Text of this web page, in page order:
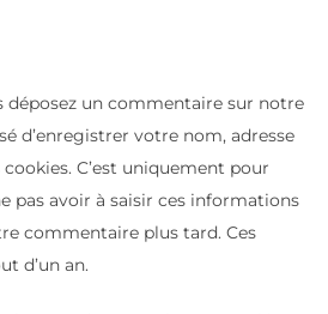
déposez un commentaire sur notre
d’enregistrer votre nom, adresse
C’est uniquement pour
pas avoir à saisir ces informations
commentaire plus tard. Ces
d’un an.